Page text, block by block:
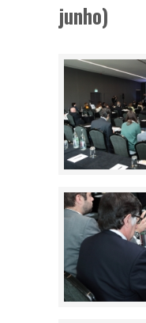
junho)